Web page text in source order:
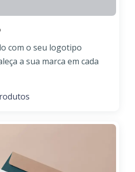
com o seu logotipo
a sua marca em cada